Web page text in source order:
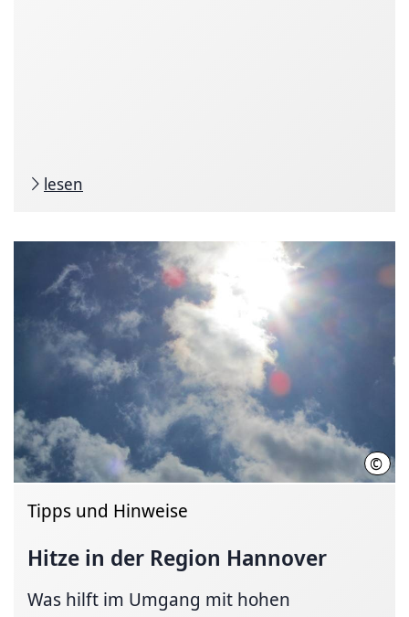
lesen
© B.
Tipps und Hinweise
Hitze in der Region Hannover
Was hilft im Umgang mit hohen